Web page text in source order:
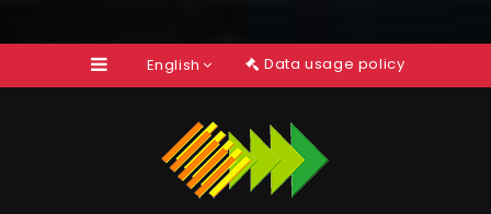
English Data usage policy